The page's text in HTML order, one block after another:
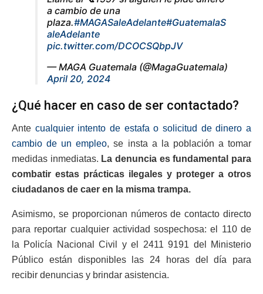
a cambio de una
plaza.#MAGASaleAdelante#GuatemalaS
aleAdelante
pic.twitter.com/DCOCSQbpJV
— MAGA Guatemala (@MagaGuatemala)
April 20, 2024
¿Qué hacer en caso de ser contactado?
Ante cualquier intento de estafa o solicitud de dinero a
cambio de un empleo, se insta a la población a tomar
medidas inmediatas. La denuncia es fundamental para
combatir estas prácticas ilegales y proteger a otros
ciudadanos de caer en la misma trampa.
Asimismo, se proporcionan números de contacto directo
para reportar cualquier actividad sospechosa: el 110 de
la Policía Nacional Civil y el 2411 9191 del Ministerio
Público están disponibles las 24 horas del día para
recibir denuncias y brindar asistencia.